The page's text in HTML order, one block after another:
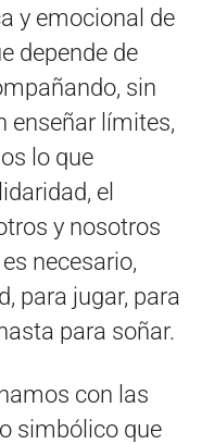
y emocional de
depende de
sin
enseñar límites,
lo que
el
y nosotros
necesario,
para jugar, para
para soñar.
con las
simbólico que